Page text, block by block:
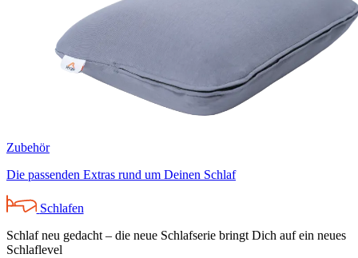
Zubehör
Die passenden Extras rund um Deinen Schlaf
Schlafen
Schlaf neu gedacht – die neue Schlafserie bringt Dich auf ein neues
Schlaflevel